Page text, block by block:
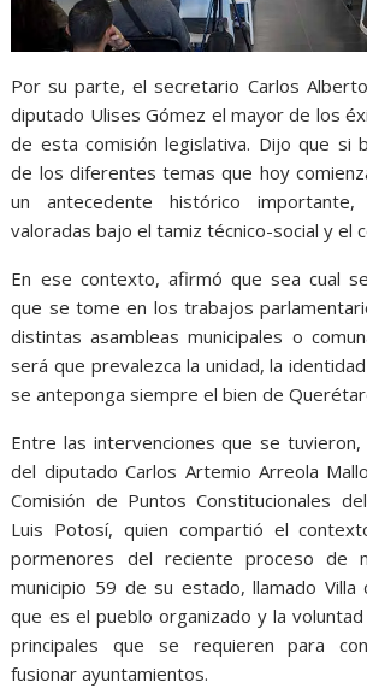
Por su parte, el secretario Carlos
diputado Ulises Gómez el mayor de los
de esta comisión legislativa. Dijo que si
de los diferentes temas que hoy
un antecedente histórico
valoradas bajo el tamiz técnico-social y el
En ese contexto, afirmó que sea cual
que se tome en los trabajos
distintas asambleas municipales o
será que prevalezca la unidad, la
se anteponga siempre el bien de
Entre las intervenciones que se
del diputado Carlos Artemio Arreola
Comisión de Puntos Constitucionales
Luis Potosí, quien compartió el
pormenores del reciente proceso de
municipio 59 de su estado, llamado Villa
que es el pueblo organizado y la
principales que se requieren para
fusionar ayuntamientos.